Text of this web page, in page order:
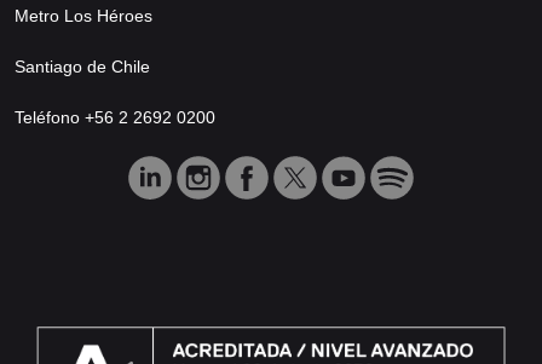
Metro Los Héroes
Santiago de Chile
Teléfono +56 2 2692 0200